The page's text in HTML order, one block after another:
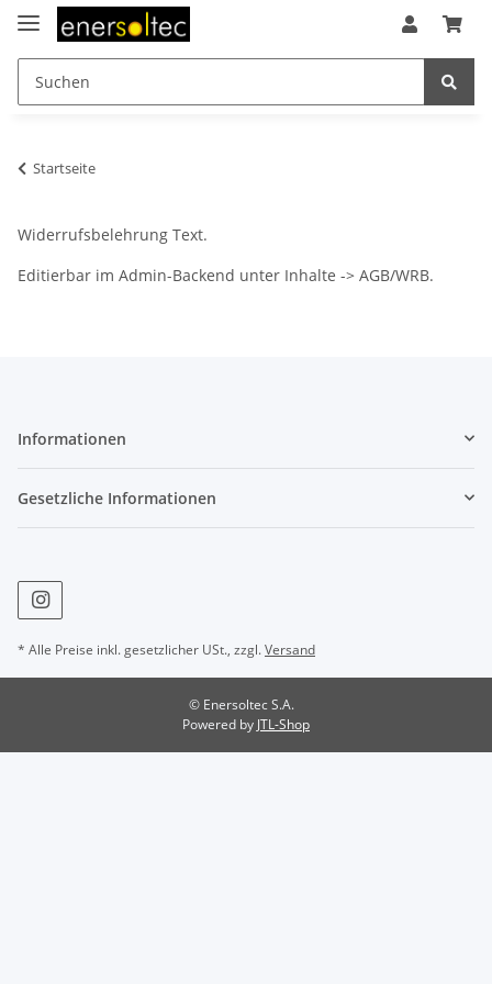
Startseite
Widerrufsbelehrung Text.
Editierbar im Admin-Backend unter Inhalte -> AGB/WRB.
Informationen
Gesetzliche Informationen
* Alle Preise inkl. gesetzlicher USt., zzgl.Versand
© Enersoltec S.A.
Powered by JTL-Shop